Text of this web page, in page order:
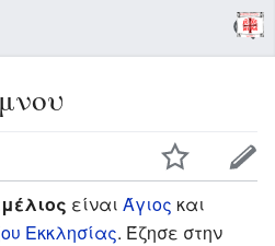
είναι Άγιος και
Εκκλησίας. Έζησε στην